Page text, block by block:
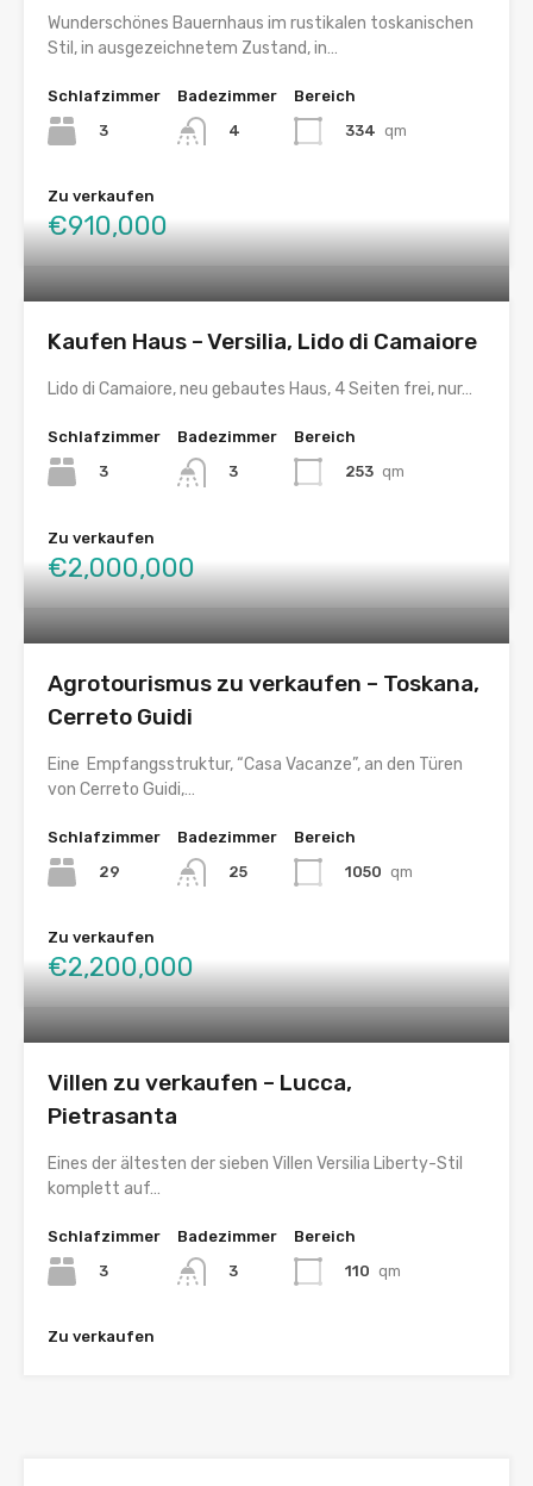
Wunderschönes Bauernhaus im rustikalen toskanischen
Stil, in ausgezeichnetem Zustand, in…
Schlafzimmer
3
Badezimmer
4
Bereich
334 qm
Zu verkaufen
€910,000
Kaufen Haus – Versilia, Lido di Camaiore
Lido di Camaiore, neu gebautes Haus, 4 Seiten frei, nur…
Schlafzimmer
3
Badezimmer
3
Bereich
253 qm
Zu verkaufen
€2,000,000
Agrotourismus zu verkaufen – Toskana,
Cerreto Guidi
Eine Empfangsstruktur, “Casa Vacanze”, an den Türen
von Cerreto Guidi,…
Schlafzimmer
29
Badezimmer
25
Bereich
1050 qm
Zu verkaufen
€2,200,000
Villen zu verkaufen – Lucca,
Pietrasanta
Eines der ältesten der sieben Villen Versilia Liberty-Stil
komplett auf…
Schlafzimmer
3
Badezimmer
3
Bereich
110 qm
Zu verkaufen